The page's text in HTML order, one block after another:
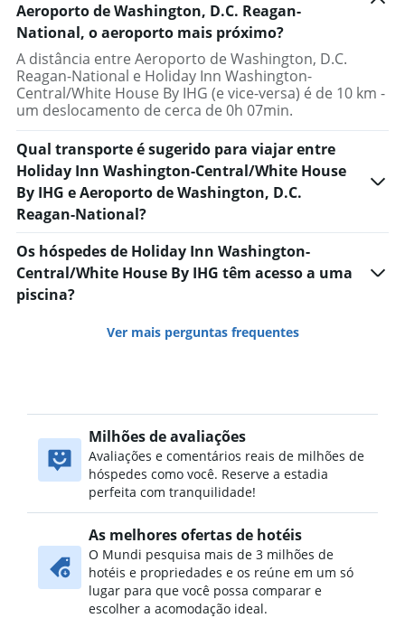
Aeroporto de Washington, D.C. Reagan-
National, o aeroporto mais próximo?
A distância entre Aeroporto de Washington, D.C.
Reagan-National e Holiday Inn Washington-
Central/White House By IHG (e vice-versa) é de 10 km -
um deslocamento de cerca de 0h 07min.
Qual transporte é sugerido para viajar entre
Holiday Inn Washington-Central/White House
By IHG e Aeroporto de Washington, D.C.
Reagan-National?
Os hóspedes de Holiday Inn Washington-
Central/White House By IHG têm acesso a uma
piscina?
Ver mais perguntas frequentes
Milhões de avaliações
Avaliações e comentários reais de milhões de
hóspedes como você. Reserve a estadia
perfeita com tranquilidade!
As melhores ofertas de hotéis
O Mundi pesquisa mais de 3 milhões de
hotéis e propriedades e os reúne em um só
lugar para que você possa comparar e
escolher a acomodação ideal.